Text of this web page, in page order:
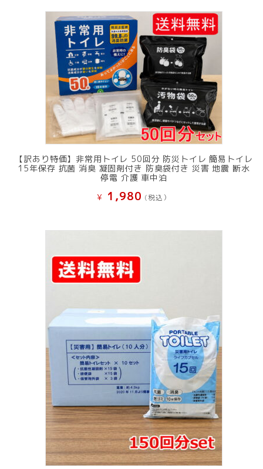
【訳あり特価】非常用トイレ 50回分 防災トイレ 簡易トイレ
15年保存 抗菌 消臭 凝固剤付き 防臭袋付き 災害 地震 断水
停電 介護 車中泊
¥ 1,980 (税込）